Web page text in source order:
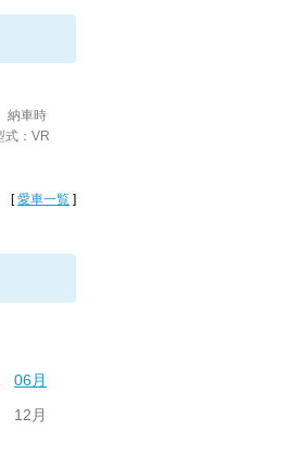
納車時
式：VR
[愛車一覧 ]
06月
12月